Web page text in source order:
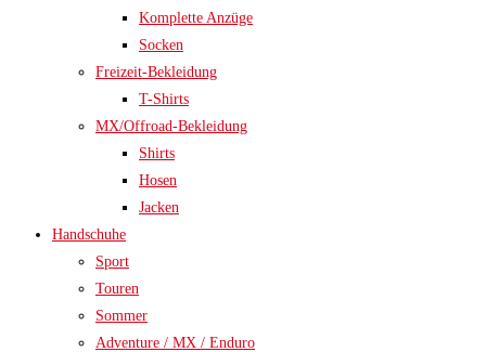
Komplette Anzüge
Socken
Freizeit-Bekleidung
T-Shirts
MX/Offroad-Bekleidung
Shirts
Hosen
Jacken
Handschuhe
Sport
Touren
Sommer
Adventure / MX / Enduro